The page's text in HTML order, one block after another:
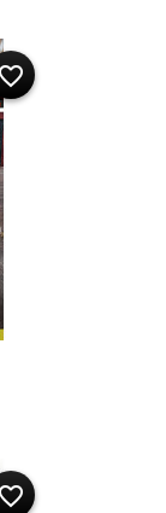
favorite_border
favorite_border